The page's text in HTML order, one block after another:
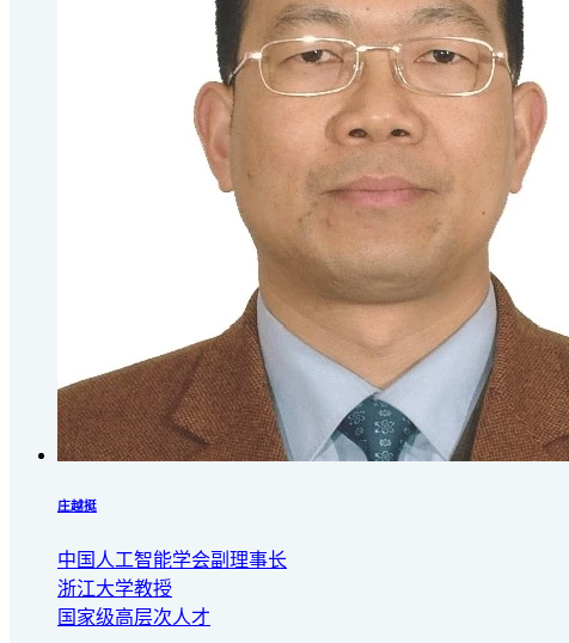
庄越挺
中国人工智能学会副理事长
浙江大学教授
国家级高层次人才